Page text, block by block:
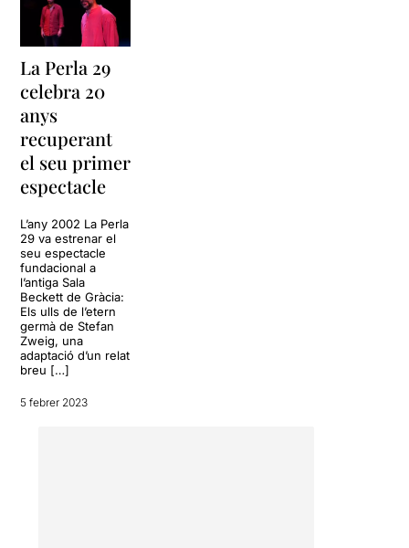
La Perla 29
celebra 20
anys
recuperant
el seu primer
espectacle
L’any 2002 La Perla
29 va estrenar el
seu espectacle
fundacional a
l’antiga Sala
Beckett de Gràcia:
Els ulls de l’etern
germà de Stefan
Zweig, una
adaptació d’un relat
breu […]
5 febrer 2023